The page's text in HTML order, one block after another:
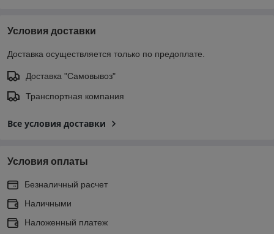
Условия доставки
Доставка осуществляется только по предоплате.
Доставка "Самовывоз"
Транспортная компания
Все условия доставки
Условия оплаты
Безналичный расчет
Наличными
Наложенный платеж